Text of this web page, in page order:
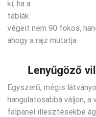
ki, ha a
táblák
végeit nem 90 fokos,
ahogy a rajz mutatja.
Lenyűgöző
Egyszerű, mégis
hangulatosabbá váljon,
falpanel illesztésekbe